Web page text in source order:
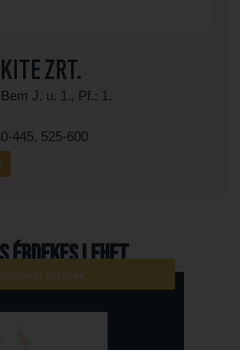
KITE ZRT.
J. u. 1., Pf.: 1.
445, 525-600
érdekes lehet...
termék